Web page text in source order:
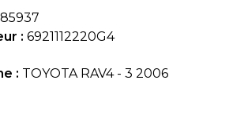
: 6921112220G4
: TOYOTA RAV4 - 3 2006